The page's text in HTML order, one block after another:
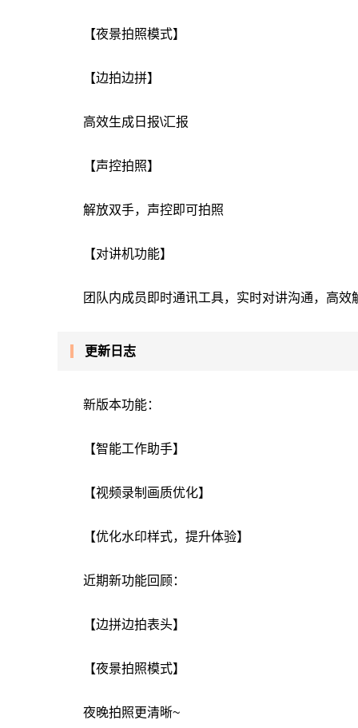
【夜景拍照模式】
【边拍边拼】
高效生成日报\汇报
【声控拍照】
解放双手，声控即可拍照
【对讲机功能】
团队内成员即时通讯工具，实时对讲沟通，高效
更新日志
新版本功能：
【智能工作助手】
【视频录制画质优化】
【优化水印样式，提升体验】
近期新功能回顾：
【边拼边拍表头】
【夜景拍照模式】
夜晚拍照更清晰~